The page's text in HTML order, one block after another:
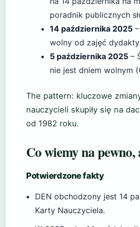
poradnik publicznych
14 października 2025
wolny od zajęć
5 października 2025 –
nie jest dniem wolnym
The pattern: kluczowe
nauczycieli skupiły się na
od 1982 roku.
Co wiemy na pewno,
Potwierdzone fakty
DEN obchodzony jest 14
Karty Nauczyciela.